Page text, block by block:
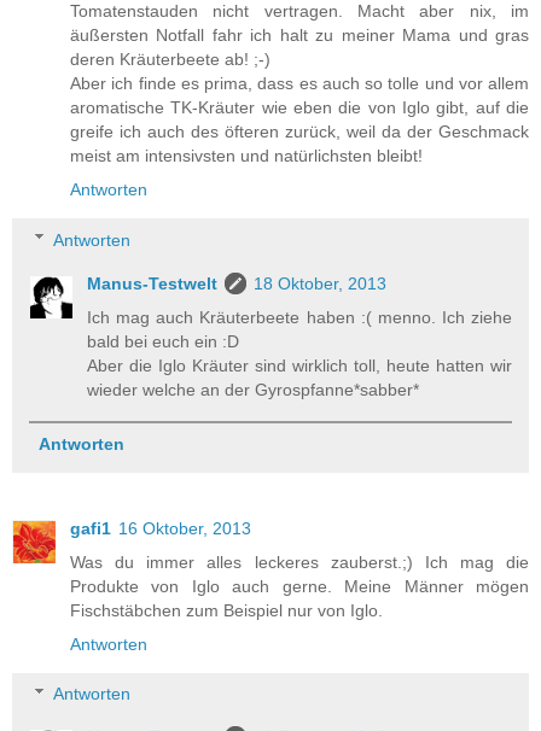
Tomatenstauden nicht vertragen. Macht aber nix, im
äußersten Notfall fahr ich halt zu meiner Mama und gras
deren Kräuterbeete ab! ;-)
Aber ich finde es prima, dass es auch so tolle und vor allem
aromatische TK-Kräuter wie eben die von Iglo gibt, auf die
greife ich auch des öfteren zurück, weil da der Geschmack
meist am intensivsten und natürlichsten bleibt!
Antworten
Antworten
Manus-Testwelt
18 Oktober, 2013
Ich mag auch Kräuterbeete haben :( menno. Ich ziehe
bald bei euch ein :D
Aber die Iglo Kräuter sind wirklich toll, heute hatten wir
wieder welche an der Gyrospfanne*sabber*
Antworten
gafi1 16 Oktober, 2013
Was du immer alles leckeres zauberst.;) Ich mag die
Produkte von Iglo auch gerne. Meine Männer mögen
Fischstäbchen zum Beispiel nur von Iglo.
Antworten
Antworten